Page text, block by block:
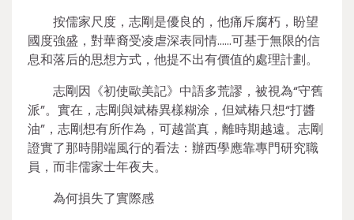
按儒家尺度，志剛是優良的，他痛斥腐朽，盼望
國度強盛，對華裔受凌虐深表同情……可基于無限的信
息和落后的思想方式，他提不出有價值的處理計劃。
志剛因《初使歐美記》中語多荒謬，被視為“守舊
派”。實在，志剛與斌椿異樣糊涂，但斌椿只想“打醬
油”，志剛想有所作為，可越當真，離時期越遠。志剛
證實了那時開端風行的看法：辦西學應靠專門研究職
員，而非儒家士年夜夫。
為何損失了實際感